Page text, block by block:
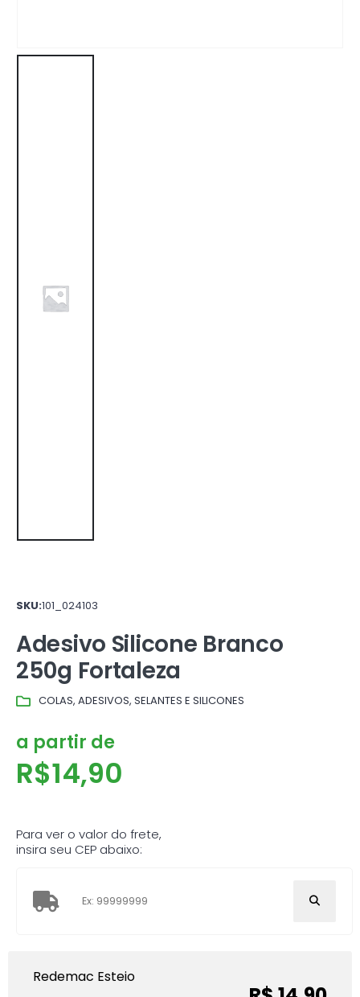
SKU:101_024103
Adesivo Silicone Branco
250g Fortaleza
COLAS, ADESIVOS, SELANTES E SILICONES
a partir de
R$14,90
Para ver o valor do frete,
insira seu CEP abaixo:
Redemac Esteio